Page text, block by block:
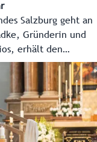
Salzburg geht an
und
erhält den